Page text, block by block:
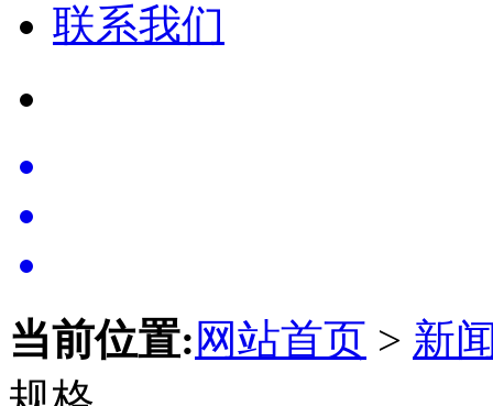
联系我们
当前位置: 网站首页 > 新